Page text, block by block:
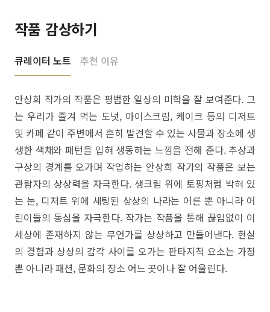
작품 감상하기
큐레이터 노트 추천 이유
안상희 작가의 작품은 평범한 일상의 미학을 잘 보여준다. 그
는 우리가 즐겨 먹는 도넛, 아이스크림, 케이크 등의 디저트
및 카페 같이 주변에서 흔히 발견할 수 있는 사물과 장소에 생
생한 색채와 패턴을 입혀 생동하는 느낌을 전해 준다. 추상과
구상의 경계를 오가며 작업하는 안상희 작가의 작품은 보는
관람자의 상상력을 자극한다. 생크림 위에 토핑처럼 박혀 있
는 눈, 디저트 위에 세팅된 상상의 나라는 어른 뿐 아니라 어
린이들의 동심을 자극한다. 작가는 작품을 통해 끊임없이 이
세상에 존재하지 않는 무언가를 상상하고 만들어낸다. 현실
의 경험과 상상의 감각 사이를 오가는 판타지적 요소는 가정
뿐 아니라 패션, 문화의 장소 어느 곳이나 잘 어울린다.